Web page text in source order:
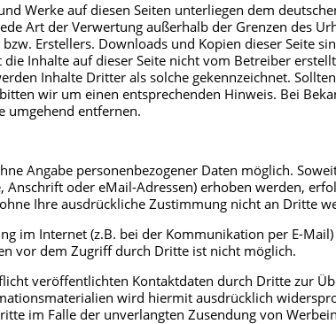
Werke auf diesen Seiten unterliegen dem
Art der Verwertung außerhalb der Grenzen des
Erstellers. Downloads und Kopien dieser Seite
Inhalte auf dieser Seite nicht vom Betreiber
Inhalte Dritter als solche gekennzeichnet.
wir um einen entsprechenden Hinweis. Bei
umgehend entfernen.
Angabe personenbezogener Daten möglich.
Anschrift oder eMail-Adressen) erhoben werden,
Ihre ausdrückliche Zustimmung nicht an Dritte
im Internet (z.B. bei der Kommunikation per E-
vor dem Zugriff durch Dritte ist nicht möglich.
veröffentlichten Kontaktdaten durch Dritte zur
wird hiermit ausdrücklich
im Falle der unverlangten Zusendung von